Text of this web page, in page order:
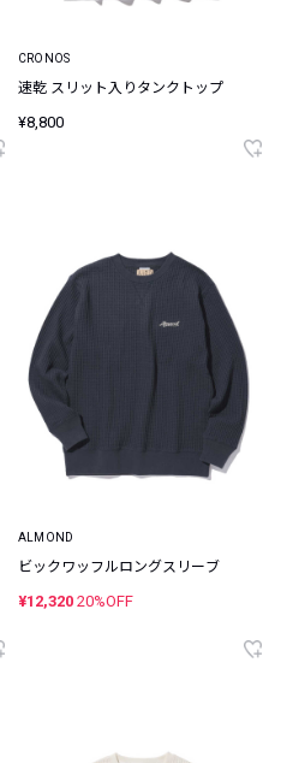
CRONOS
速乾 スリット入りタンクトップ
¥8,800
ALMOND
ビックワッフルロングスリーブ
¥12,320 20%OFF